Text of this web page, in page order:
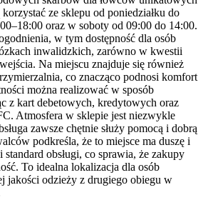
ze sklepu od poniedziałku do
oraz w soboty od 09:00 do 14:00.
w tym dostępność dla osób
inwalidzkich, zarówno w kwestii
Na miejscu znajduje się również
co znacząco podnosi komfort
można realizować w sposób
z kart debetowych, kredytowych oraz
Atmosfera w sklepie jest niezwykle
zawsze chętnie służy pomocą i dobrą
podkreśla, że to miejsce ma duszę i
obsługi, co sprawia, że zakupy
To idealna lokalizacja dla osób
jakości odzieży z drugiego obiegu w